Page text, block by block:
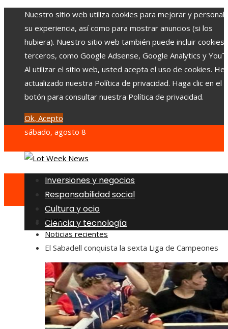
Nuestro sitio web utiliza cookies para mejorar y
su experiencia, así como para mostrar anuncios (si los
hubiera). Nuestro sitio web también puede incluir cookies
terceros, como Google Adsense, Google Analytics y
Al utilizar el sitio web, usted acepta el uso de cookies.
actualizado nuestra Política de privacidad. Haga clic en el
botón para consultar nuestra Política de privacidad.
Ok, Acepto
sábado, agosto 8
Inversiones y negocios
Responsabilidad social
Cultura y ocio
Ciencia y tecnología
Inicio
Noticias recientes
El Sabadell conquista la sexta Liga de Campeones